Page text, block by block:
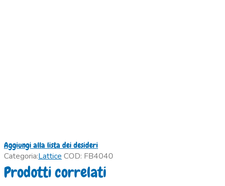
Aggiungi alla lista dei desideri
Categoria:Lattice COD: FB4040
Prodotti correlati